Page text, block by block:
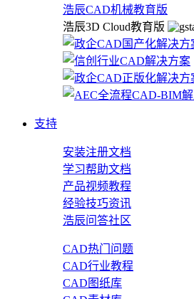
浩辰CAD机械教育版
浩辰3D Cloud教育版
支持
安装注册文档
学习帮助文档
产品视频教程
经验技巧资讯
浩辰问答社区
CAD热门问题
CAD行业教程
CAD图纸库